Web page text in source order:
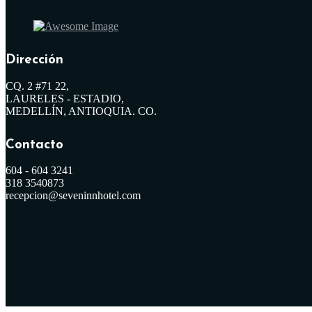
Dirección
CQ. 2 #71 22,
LAURELES - ESTADIO,
MEDELLÍN, ANTIOQUIA. CO.
Contacto
604 - 604 3241
318 3540873
recepcion@seveninnhotel.com